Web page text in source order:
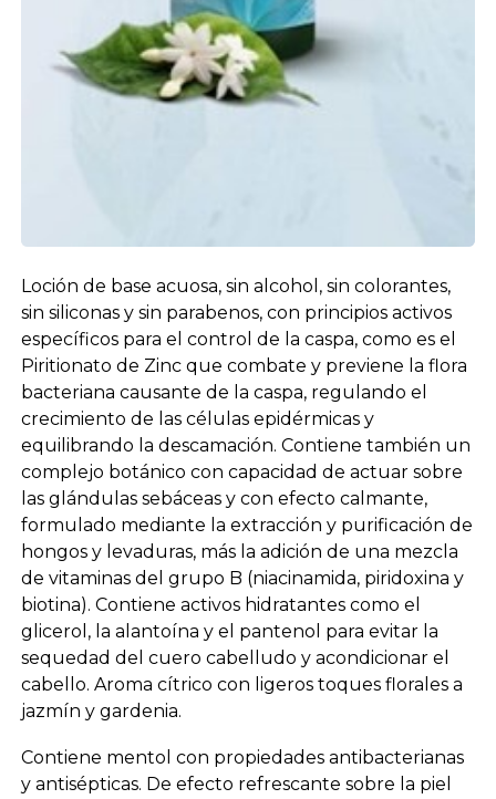
Loción de base acuosa, sin alcohol, sin colorantes,
sin siliconas y sin parabenos, con principios activos
específicos para el control de la caspa, como es el
Piritionato de Zinc que combate y previene la flora
bacteriana causante de la caspa, regulando el
crecimiento de las células epidérmicas y
equilibrando la descamación. Contiene también un
complejo botánico con capacidad de actuar sobre
las glándulas sebáceas y con efecto calmante,
formulado mediante la extracción y purificación de
hongos y levaduras, más la adición de una mezcla
de vitaminas del grupo B (niacinamida, piridoxina y
biotina). Contiene activos hidratantes como el
glicerol, la alantoína y el pantenol para evitar la
sequedad del cuero cabelludo y acondicionar el
cabello. Aroma cítrico con ligeros toques florales a
jazmín y gardenia.
Contiene mentol con propiedades antibacterianas
y antisépticas. De efecto refrescante sobre la piel